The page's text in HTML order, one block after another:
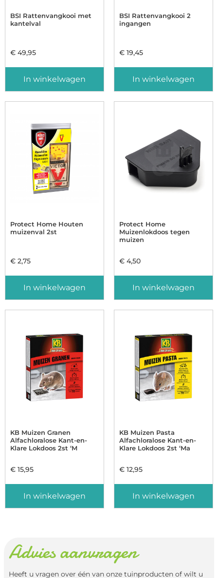
BSI Rattenvangkooi met
kantelval
€ 49,95
In winkelwagen
BSI Rattenvangkooi 2
ingangen
€ 19,45
In winkelwagen
Protect Home Houten
muizenval 2st
€ 2,75
In winkelwagen
Protect Home
Muizenlokdoos tegen
muizen
€ 4,50
In winkelwagen
KB Muizen Granen
Alfachloralose Kant-en-
Klare Lokdoos 2st ‘M
€ 15,95
In winkelwagen
KB Muizen Pasta
Alfachloralose Kant-en-
Klare Lokdoos 2st ‘Ma
€ 12,95
In winkelwagen
Advies aanvragen
Heeft u vragen over één van onze tuinproducten of wilt u